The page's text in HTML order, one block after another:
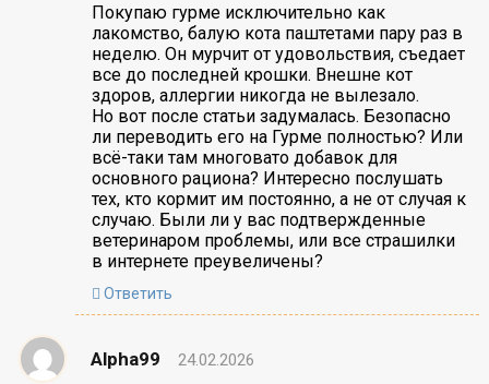
Покупаю гурме исключительно как
лакомство, балую кота паштетами пару раз в
неделю. Он мурчит от удовольствия, съедает
все до последней крошки. Внешне кот
здоров, аллергии никогда не вылезало.
Но вот после статьи задумалась. Безопасно
ли переводить его на Гурме полностью? Или
всё-таки там многовато добавок для
основного рациона? Интересно послушать
тех, кто кормит им постоянно, а не от случая к
случаю. Были ли у вас подтвержденные
ветеринаром проблемы, или все страшилки
в интернете преувеличены?
Ответить
Alpha99 24.02.2026